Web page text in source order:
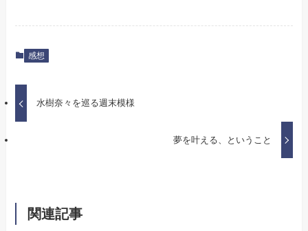
感想
水樹奈々を巡る週末模様
夢を叶える、ということ
関連記事